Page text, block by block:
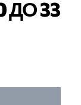
ДО 33